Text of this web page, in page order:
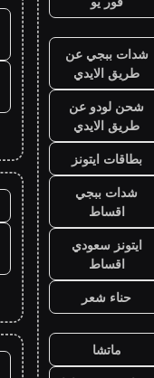
شدات ببجي عن
طريق الايدي
شحن لودو عن
طريق الايدي
بطاقات ايتونز
شدات ببجي
اقساط
ايتونز سعودي
اقساط
حناء شعر
ماتشا